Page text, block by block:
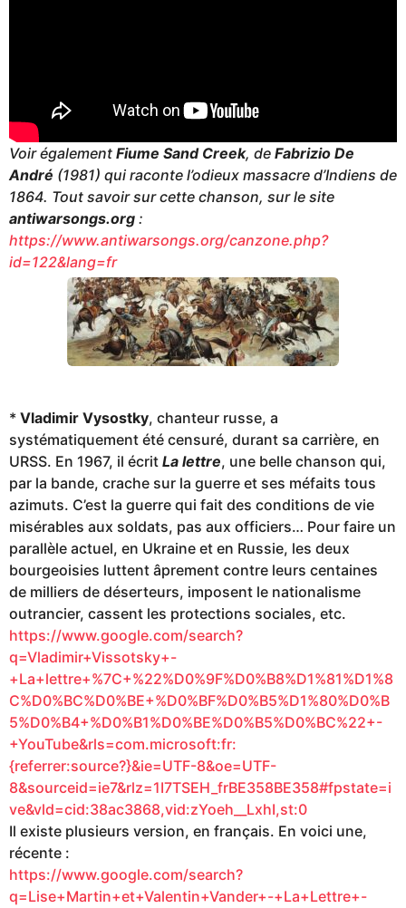
Voir également Fiume Sand Creek, de Fabrizio De
André (1981) qui raconte l’odieux massacre d’Indiens de
1864. Tout savoir sur cette chanson, sur le site
antiwarsongs.org :
https://www.antiwarsongs.org/canzone.php?
id=122&lang=fr
* Vladimir Vysostky, chanteur russe, a
systématiquement été censuré, durant sa carrière, en
URSS. En 1967, il écrit La lettre, une belle chanson qui,
par la bande, crache sur la guerre et ses méfaits tous
azimuts. C’est la guerre qui fait des conditions de vie
misérables aux soldats, pas aux officiers… Pour faire un
parallèle actuel, en Ukraine et en Russie, les deux
bourgeoisies luttent âprement contre leurs centaines
de milliers de déserteurs, imposent le nationalisme
outrancier, cassent les protections sociales, etc.
https://www.google.com/search?
q=Vladimir+Vissotsky+-
+La+lettre+%7C+%22%D0%9F%D0%B8%D1%81%D1%8
C%D0%BC%D0%BE+%D0%BF%D0%B5%D1%80%D0%B
5%D0%B4+%D0%B1%D0%BE%D0%B5%D0%BC%22+-
+YouTube&rls=com.microsoft:fr:
{referrer:source?}&ie=UTF-8&oe=UTF-
8&sourceid=ie7&rlz=1I7TSEH_frBE358BE358#fpstate=i
ve&vld=cid:38ac3868,vid:zYoeh__LxhI,st:0
Il existe plusieurs version, en français. En voici une,
récente :
https://www.google.com/search?
q=Lise+Martin+et+Valentin+Vander+-+La+Lettre+-